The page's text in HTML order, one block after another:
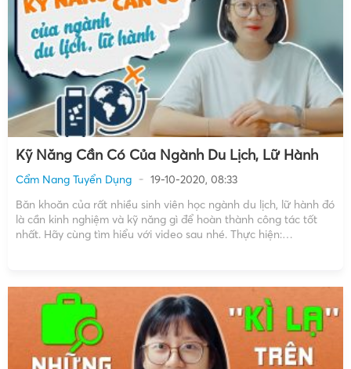
Kỹ Năng Cần Có Của Ngành Du Lịch, Lữ Hành
Cẩm Nang Tuyển Dụng
19-10-2020, 08:33
Băn khoăn của rất nhiều sinh viên học ngành du lịch, lữ hành đó
là cần kinh nghiệm và kỹ năng gì để hoàn thành công tác tốt
nhất. Hãy cùng tìm hiểu với video sau nhé. Thực hiện: